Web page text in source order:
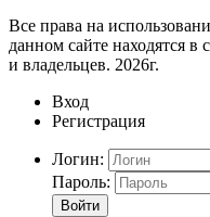
Все права на
данном сайте находятся в
и владельцев. 2026г.
Вход
Регистрация
Логин:
Пароль:
Войти